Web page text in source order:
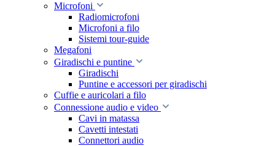
Microfoni
Radiomicrofoni
Microfoni a filo
Sistemi tour-guide
Megafoni
Giradischi e puntine
Giradischi
Puntine e accessori per giradischi
Cuffie e auricolari a filo
Connessione audio e video
Cavi in matassa
Cavetti intestati
Connettori audio